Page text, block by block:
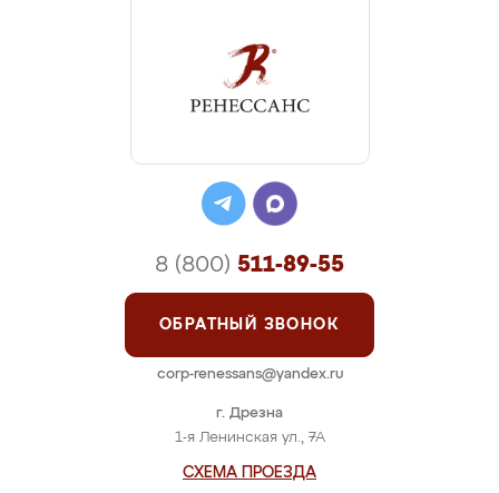
г. Дрезна
1-я Ленинская ул., 7А
СХЕМА ПРОЕЗДА
8 (800) 511-89-55
ОБРАТНЫЙ ЗВОНОК
corp-renessans@yandex.ru